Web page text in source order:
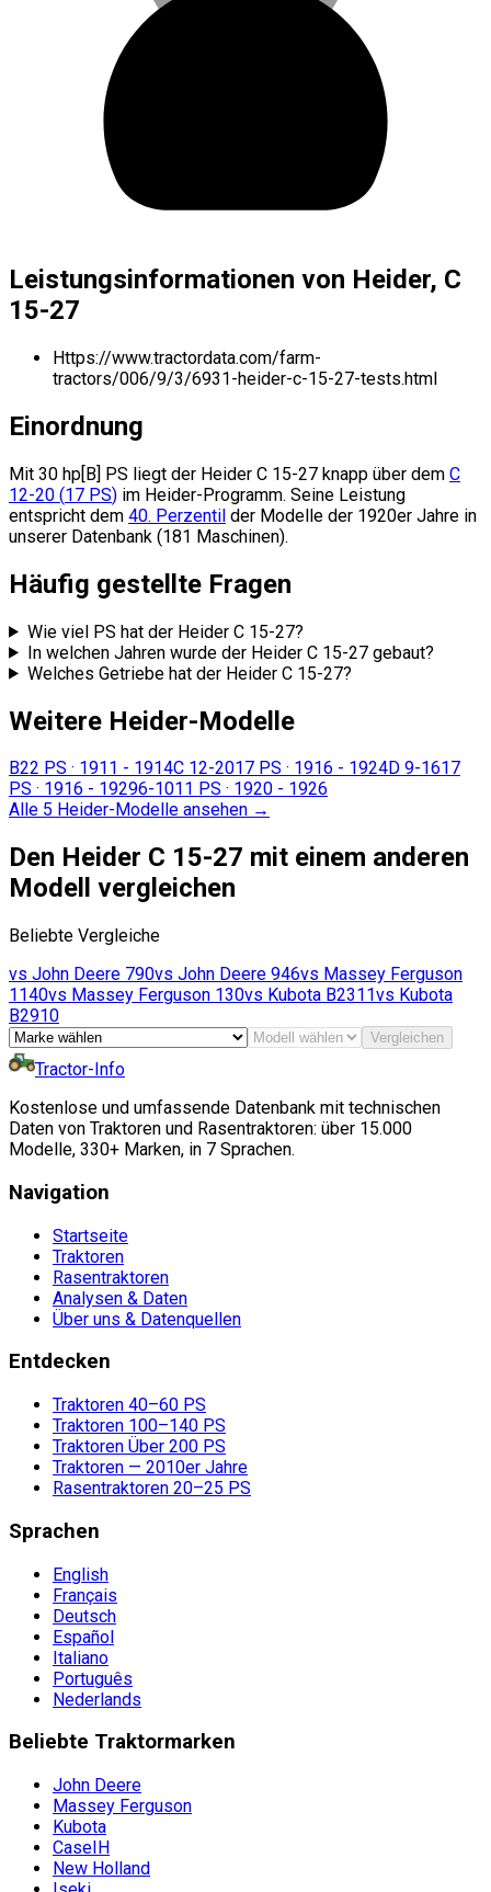
Leistungsinformationen von Heider, C
15-27
Https://www.tractordata.com/farm-
tractors/006/9/3/6931-heider-c-15-27-tests.html
Einordnung
Mit 30 hp[B] PS liegt der Heider C 15-27 knapp über dem C
12-20 (17 PS) im Heider-Programm. Seine Leistung
entspricht dem 40. Perzentil der Modelle der 1920er Jahre in
unserer Datenbank (181 Maschinen).
Häufig gestellte Fragen
Wie viel PS hat der Heider C 15-27?
In welchen Jahren wurde der Heider C 15-27 gebaut?
Welches Getriebe hat der Heider C 15-27?
Weitere Heider-Modelle
B22 PS · 1911 - 1914C 12-2017 PS · 1916 - 1924D 9-1617
PS · 1916 - 19296-1011 PS · 1920 - 1926
Alle 5 Heider-Modelle ansehen →
Den Heider C 15-27 mit einem anderen
Modell vergleichen
Beliebte Vergleiche
vs John Deere 790vs John Deere 946vs Massey Ferguson
1140vs Massey Ferguson 130vs Kubota B2311vs Kubota
B2910
Vergleichen
Tractor-Info
Kostenlose und umfassende Datenbank mit technischen
Daten von Traktoren und Rasentraktoren: über 15.000
Modelle, 330+ Marken, in 7 Sprachen.
Navigation
Startseite
Traktoren
Rasentraktoren
Analysen & Daten
Über uns & Datenquellen
Entdecken
Traktoren 40–60 PS
Traktoren 100–140 PS
Traktoren Über 200 PS
Traktoren — 2010er Jahre
Rasentraktoren 20–25 PS
Sprachen
English
Français
Deutsch
Español
Italiano
Português
Nederlands
Beliebte Traktormarken
John Deere
Massey Ferguson
Kubota
CaseIH
New Holland